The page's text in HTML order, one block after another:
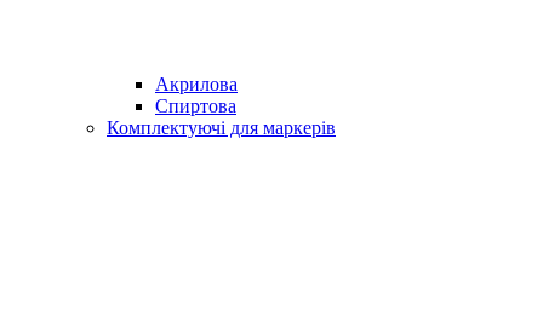
Акрилова
Спиртова
Комплектуючі для маркерів